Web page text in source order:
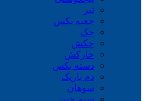
تبر
جعبه بکس
جک
چکش
خارکش
دسته بکس
دم باریک
سوهان
سیم چین